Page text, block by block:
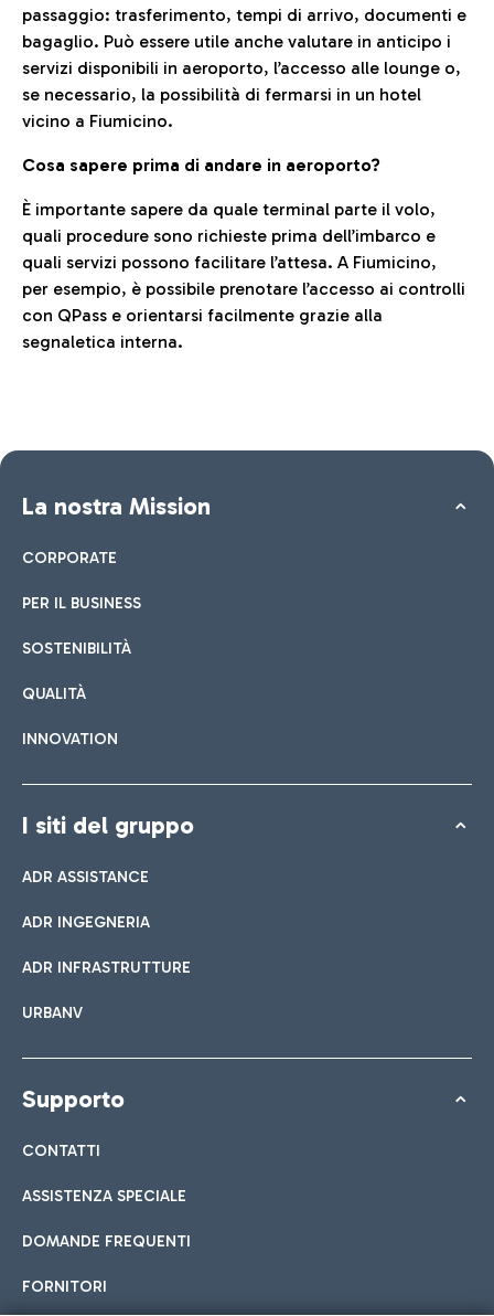
passaggio: trasferimento, tempi di arrivo, documenti e
bagaglio. Può essere utile anche valutare in anticipo i
servizi disponibili in aeroporto, l’accesso alle lounge o,
se necessario, la possibilità di fermarsi in un hotel
vicino a Fiumicino.
Cosa sapere prima di andare in aeroporto?
È importante sapere da quale terminal parte il volo,
quali procedure sono richieste prima dell’imbarco e
quali servizi possono facilitare l’attesa. A Fiumicino,
per esempio, è possibile prenotare l’accesso ai controlli
con QPass e orientarsi facilmente grazie alla
segnaletica interna.
La nostra Mission
CORPORATE
PER IL BUSINESS
SOSTENIBILITÀ
QUALITÀ
INNOVATION
I siti del gruppo
ADR ASSISTANCE
ADR INGEGNERIA
ADR INFRASTRUTTURE
URBANV
Supporto
CONTATTI
ASSISTENZA SPECIALE
DOMANDE FREQUENTI
FORNITORI